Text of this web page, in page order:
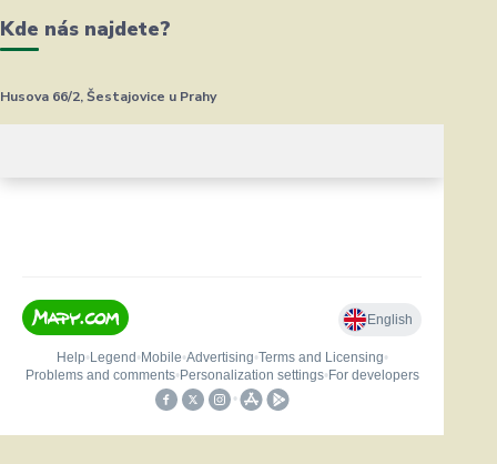
Kde nás najdete?
Husova 66/2, Šestajovice u Prahy